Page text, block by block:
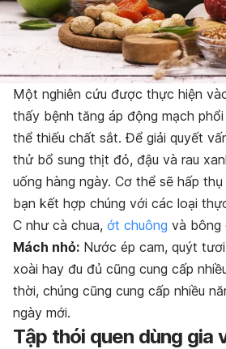
Một nghiên cứu được thực hiện
thấy bệnh tăng áp động mạch
thể thiếu chất sắt. Để giải quyết
thử bổ sung thịt đỏ, đậu và rau
uống hàng ngày. Cơ thể sẽ hấp
bạn kết hợp chúng với các loại
C như cà chua, ớt chuông và bông
Mách nhỏ: Nước ép cam, quýt
xoài hay đu đủ cũng cung cấp
thời, chúng cũng cung cấp nhiều
ngày mới.
Tập thói quen dùng gia